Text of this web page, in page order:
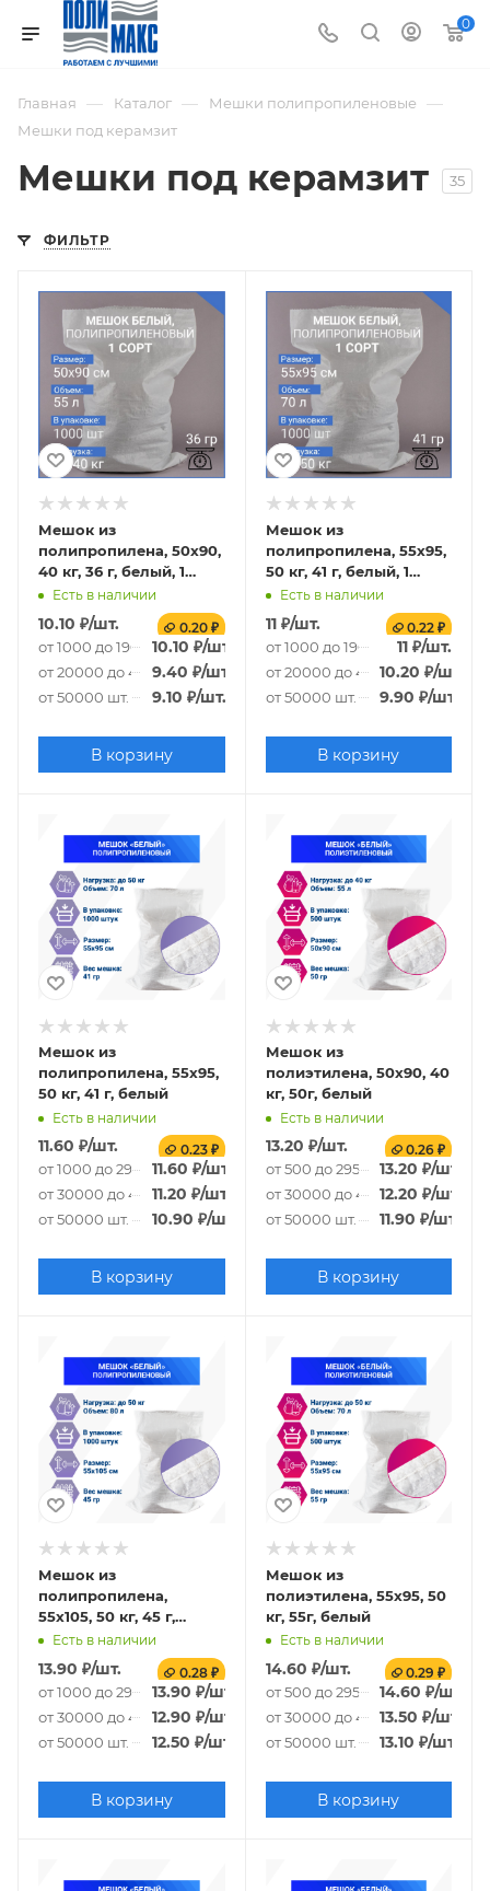
0
Главная — Каталог — Мешки полипропиленовые —
Мешки под керамзит
Мешки под керамзит 35
ФИЛЬТР
Мешок из
полипропилена, 50x90,
40 кг, 36 г, белый, 1
СОРТ
Есть в наличии
10.10 ₽/шт. 0.20 ₽
от 1000 до 19000 шт.
10.10 ₽/шт.
от 20000 до 49000 шт.
9.40 ₽/шт.
от 50000 шт. 9.10 ₽/шт.
В корзину
Мешок из
полипропилена, 55x95,
50 кг, 41 г, белый, 1
СОРТ
Есть в наличии
11₽/шт. 0.22 ₽
от 1000 до 19000 шт.
11 ₽/шт.
от 20000 до 49000 шт.
10.20 ₽/шт.
от 50000 шт. 9.90 ₽/шт.
В корзину
Мешок из
полипропилена, 55x95,
50 кг, 41 г, белый
Есть в наличии
11.60 ₽/шт. 0.23 ₽
от 1000 до 29000 шт.
11.60 ₽/шт.
от 30000 до 49000 шт.
11.20 ₽/шт.
от 50000 шт. 10.90 ₽/шт.
В корзину
Мешок из
полиэтилена, 50x90, 40
кг, 50г, белый
Есть в наличии
13.20 ₽/шт. 0.26 ₽
от 500 до 29500 шт.
13.20 ₽/шт.
от 30000 до 49500 шт.
12.20 ₽/шт.
от 50000 шт. 11.90 ₽/шт.
В корзину
Мешок из
полипропилена,
55x105, 50 кг, 45 г,
белый
Есть в наличии
13.90 ₽/шт. 0.28 ₽
от 1000 до 29000 шт.
13.90 ₽/шт.
от 30000 до 49000 шт.
12.90 ₽/шт.
от 50000 шт. 12.50 ₽/шт.
В корзину
Мешок из
полиэтилена, 55x95, 50
кг, 55г, белый
Есть в наличии
14.60 ₽/шт. 0.29 ₽
от 500 до 29500 шт.
14.60 ₽/шт.
от 30000 до 49500 шт.
13.50 ₽/шт.
от 50000 шт. 13.10 ₽/шт.
В корзину